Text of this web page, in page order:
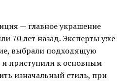
— главное украшение
70 лет назад. Эксперты уже
выбрали подходящую
и приступили к основным
изначальный стиль, при